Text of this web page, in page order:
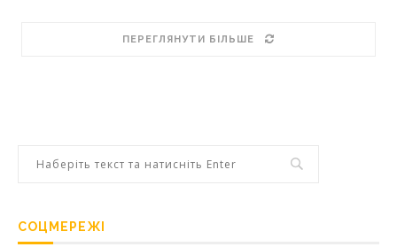
ПЕРЕГЛЯНУТИ БІЛЬШЕ
СОЦМЕРЕЖІ